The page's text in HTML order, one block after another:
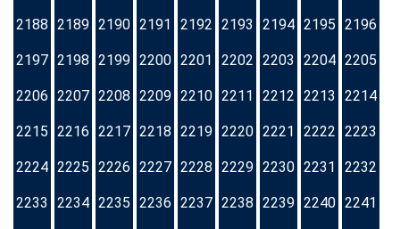
2188 2189 2190 2191 2192 2193 2194 2195 2196
2197 2198 2199 2200 2201 2202 2203 2204 2205
2206 2207 2208 2209 2210 2211 2212 2213 2214
2215 2216 2217 2218 2219 2220 2221 2222 2223
2224 2225 2226 2227 2228 2229 2230 2231 2232
2233 2234 2235 2236 2237 2238 2239 2240 2241